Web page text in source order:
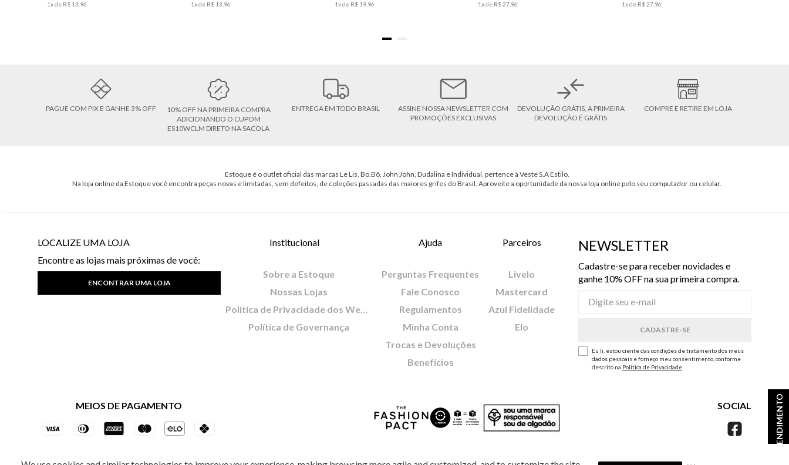
ATENDIMENTO
1x de R$ 13 96
1x de R$ 13 96
1x de R$ 19, 96
1x de R$27 96
1x de R$27 96
PAGUE COM PIX E GANHE 3% OFF
10% OFF NA PRIMEIRA COMPRA
ADICIONANDO O CUPOM
ES10WCLM DIRETO NA SACOLA
ENTREGA EM TODO BRASIL
ASSINE NOSSA NEWSLETTER COM
PROMOÇÕES EXCLUSIVAS
DEVOLUÇÃO GRÁTIS, A PRIMEIRA
DEVOLUÇÃO É GRÁTIS
COMPRE E RETIRE EM LOJA
Estoque é o outlet oficial das marcas Le Lis, Bo.Bô, John John, Dudalina e Individual, pertence à Veste S.A Estilo.
Na loja online da Estoque você encontra peças novas e limitadas, sem defeitos, de coleções passadas das maiores grifes do Brasil. Aproveite a oportunidade da nossa loja online pelo seu computador ou celular.
LOCALIZE UMA LOJA
Encontre as lojas mais próximas de você:
ENCONTRAR UMA LOJA
Institucional
Sobre a Estoque
Nossas Lojas
Política de Privacidade dos Websites
Política de Governança
Ajuda
Perguntas Frequentes
Fale Conosco
Regulamentos
Minha Conta
Trocas e Devoluções
Benefícios
Parceiros
Livelo
Mastercard
Azul Fidelidade
Elo
NEWSLETTER
Cadastre-se para receber novidades e
ganhe 10% OFF na sua primeira compra.
Eu li, estou ciente das condições de tratamento dos meus
dados pessoais e forneço meu consentimento, conforme
descrito na Política de Privacidade
MEIOS DE PAGAMENTO SOCIAL